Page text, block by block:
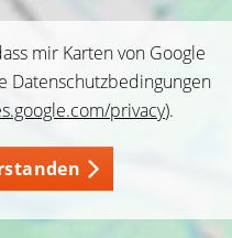
mir Karten von Google
Datenschutzbedingungen
privacy).